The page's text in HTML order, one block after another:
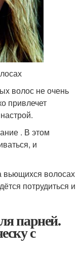
волос не очень
привлечет
. В этом
и
вьющихся волосах
потрудиться и
парней.
с